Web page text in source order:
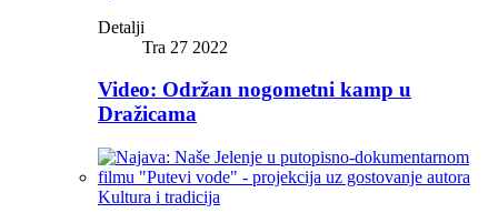
Detalji
Tra 27 2022
Video: Održan nogometni kamp u
Dražicama
Kultura i tradicija